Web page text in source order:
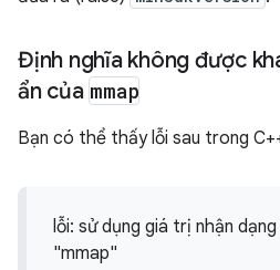
Định nghĩa không được
ẩn của mmap
Bạn có thể thấy lỗi sau trong
lỗi: sử dụng giá trị nhận
"mmap"